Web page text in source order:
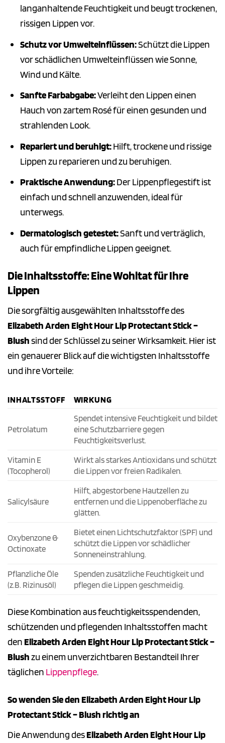
langanhaltende Feuchtigkeit und beugt trockenen,
rissigen Lippen vor.
Schutz vor Umwelteinflüssen:Schützt die Lippen
vor schädlichen Umwelteinflüssen wie Sonne,
Wind und Kälte.
Sanfte Farbabgabe:Verleiht den Lippen einen
Hauch von zartem Rosé für einen gesunden und
strahlenden Look.
Repariert und beruhigt:Hilft, trockene und rissige
Lippen zu reparieren und zu beruhigen.
Praktische Anwendung:Der Lippenpflegestift ist
einfach und schnell anzuwenden, ideal für
unterwegs.
Dermatologisch getestet:Sanft und verträglich,
auch für empfindliche Lippen geeignet.
Die Inhaltsstoffe: Eine Wohltat für Ihre
Lippen
Die sorgfältig ausgewählten Inhaltsstoffe des
Elizabeth Arden Eight Hour Lip Protectant Stick –
Blushsind der Schlüssel zu seiner Wirksamkeit. Hier ist
ein genauerer Blick auf die wichtigsten Inhaltsstoffe
und ihre Vorteile:
INHALTSSTOFF WIRKUNG
Petrolatum
Spendet intensive Feuchtigkeit und bildet
eine Schutzbarriere gegen
Feuchtigkeitsverlust.
Vitamin E
(Tocopherol)
Wirkt als starkes Antioxidans und schützt
die Lippen vor freien Radikalen.
Salicylsäure
Hilft, abgestorbene Hautzellen zu
entfernen und die Lippenoberfläche zu
glätten.
Oxybenzone &
Octinoxate
Bietet einen Lichtschutzfaktor (SPF) und
schützt die Lippen vor schädlicher
Sonneneinstrahlung.
Pflanzliche Öle
(z.B. Rizinusöl)
Spenden zusätzliche Feuchtigkeit und
pflegen die Lippen geschmeidig.
Diese Kombination aus feuchtigkeitsspendenden,
schützenden und pflegenden Inhaltsstoffen macht
denElizabeth Arden Eight Hour Lip Protectant Stick –
Blushzu einem unverzichtbaren Bestandteil Ihrer
täglichen Lippenpflege.
So wenden Sie den Elizabeth Arden Eight Hour Lip
Protectant Stick – Blush richtig an
Die Anwendung desElizabeth Arden Eight Hour Lip